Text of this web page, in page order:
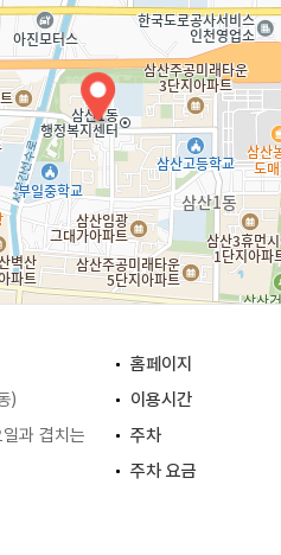
홈페이지
) 이용시간
과 겹치는
주차
주차 요금